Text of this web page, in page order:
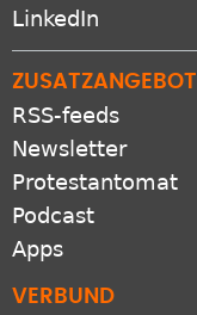
LinkedIn
RSS-feeds
Newsletter
Protestantomat
Podcast
Apps
VERBUND